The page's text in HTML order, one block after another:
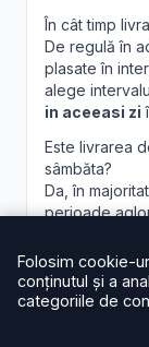
În cât timp
De regulă în
plasate în
alege
in aceeasi zi
Este livrarea
sâmbăta?
Da, în
perioade
Pot programa
Oferim
acomodăm
Folosim cookie-
conținutul și a
categoriile de